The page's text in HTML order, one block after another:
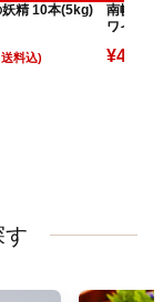
精 10本(5kg)
南幌産
ワイト
¥4,080
す